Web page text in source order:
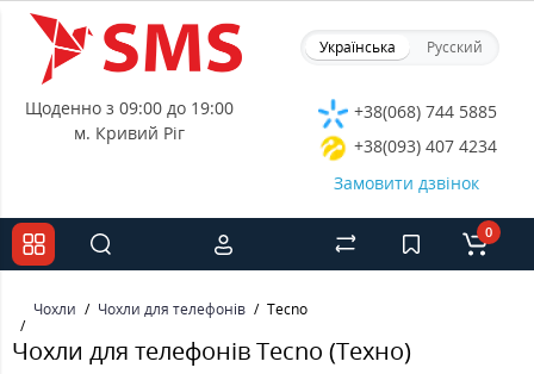
Українська Русский
Щоденно з 09:00 до 19:00
м. Кривий Ріг
+38(068) 744 5885
+38(093) 407 4234
Замовити дзвінок
0
Чохли Чохли для телефонів Tecno
Чохли для телефонів Tecno (Техно)